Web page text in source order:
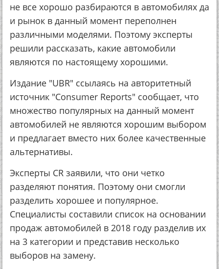
не все хорошо разбираются в автомобилях да
и рынок в данный момент переполнен
различными моделями. Поэтому эксперты
решили рассказать, какие автомобили
являются по настоящему хорошими.
Издание "UBR" ссылаясь на авторитетный
источник "Consumer Reports" сообщает, что
множество популярных на данный момент
автомобилей не являются хорошим выбором
и предлагает вместо них более качественные
альтернативы.
Эксперты CR заявили, что они четко
разделяют понятия. Поэтому они смогли
разделить хорошее и популярное.
Специалисты составили список на основании
продаж автомобилей в 2018 году разделив их
на 3 категории и представив несколько
выборов на замену.